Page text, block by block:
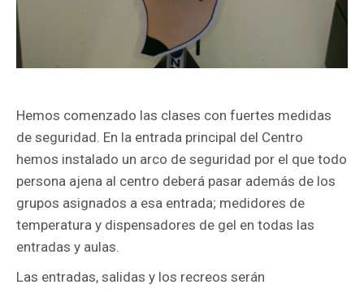
Hemos comenzado las clases con fuertes medidas
de seguridad. En la entrada principal del Centro
hemos instalado un arco de seguridad por el que todo
persona ajena al centro deberá pasar además de los
grupos asignados a esa entrada; medidores de
temperatura y dispensadores de gel en todas las
entradas y aulas.
Las entradas, salidas y los recreos serán